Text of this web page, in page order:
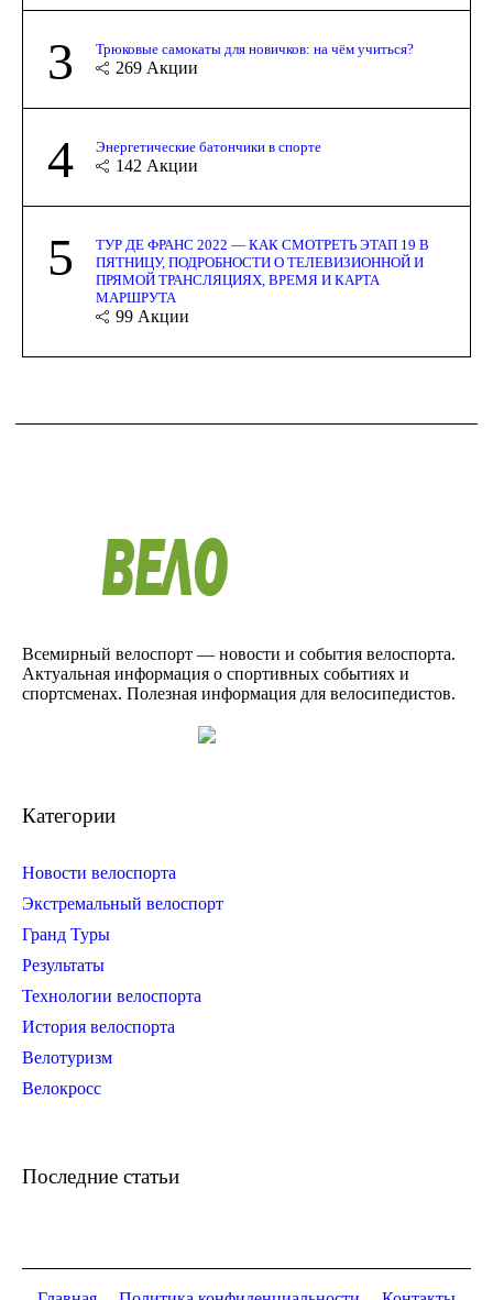
3 Трюковые самокаты для новичков: на чём учиться?
269 Акции
4 Энергетические батончики в спорте
142 Акции
5
ТУР ДЕ ФРАНС 2022 — КАК СМОТРЕТЬ ЭТАП 19 В
ПЯТНИЦУ, ПОДРОБНОСТИ О ТЕЛЕВИЗИОННОЙ И
ПРЯМОЙ ТРАНСЛЯЦИЯХ, ВРЕМЯ И КАРТА
МАРШРУТА
99 Акции
Всемирный велоспорт — новости и события велоспорта.
Актуальная информация о спортивных событиях и
спортсменах. Полезная информация для велосипедистов.
Категории
Новости велоспорта
Экстремальный велоспорт
Гранд Туры
Результаты
Технологии велоспорта
История велоспорта
Велотуризм
Велокросс
Последние статьи